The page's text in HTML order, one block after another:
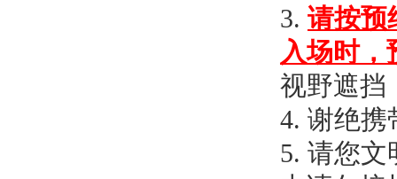
3. 请按预
入场时，
视野遮挡
4. 谢绝携
5. 请您